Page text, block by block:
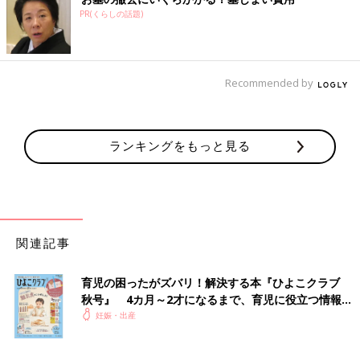
PR(くらしの話題)
Recommended by
ランキングをもっと見る
関連記事
育児の困ったがズバリ！解決する本『ひよこクラブ
秋号』 4カ月～2才になるまで、育児に役立つ情報が
いっぱい！
妊娠・出産